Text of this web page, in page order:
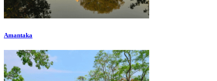
Amantaka